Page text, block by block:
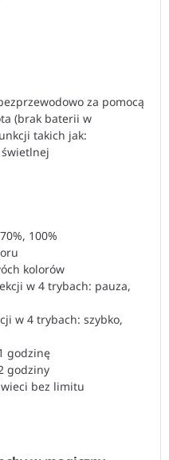
za pomocą
(brak baterii w
takich jak:
świetlnej
100%
kolorów
w 4 trybach: pauza,
w 4 trybach: szybko,
godzinę
godziny
bez limitu